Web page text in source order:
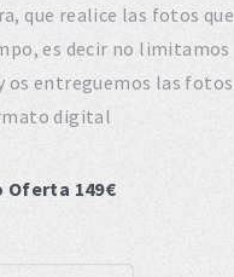
que realice las fotos que
es decir no limitamos
os entreguemos las fotos
digital
Oferta 149€